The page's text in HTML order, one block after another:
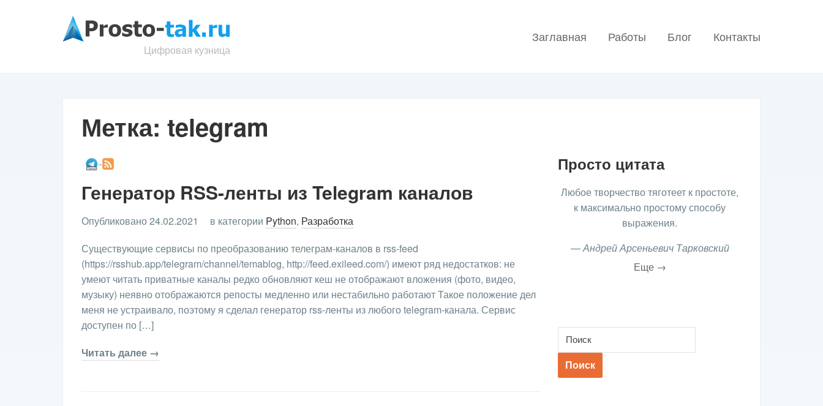
Цифровая кузница
Заглавная Работы Блог Контакты
Метка: telegram
Генератор RSS-ленты из Telegram каналов
Опубликовано 24.02.2021 в категории Python, Разработка
Существующие сервисы по преобразованию телеграм-каналов в rss-feed
(https://rsshub.app/telegram/channel/temablog, http://feed.exileed.com/) имеют ряд недостатков: не
умеют читать приватные каналы редко обновляют кеш не отображают вложения (фото, видео,
музыку) неявно отображаются репосты медленно или нестабильно работают Такое положение дел
меня не устраивало, поэтому я сделал генератор rss-ленты из любого telegram-канала. Сервис
доступен по […]
Читать далее →
Просто цитата
Любое творчество тяготеет к простоте,
к максимально простому способу
выражения.
—Андрей Арсеньевич Тарковский
Еще →